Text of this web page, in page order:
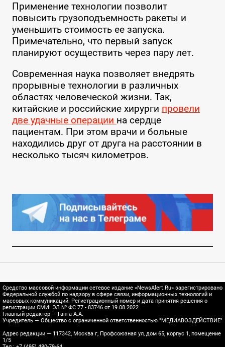
Применение технологии позволит
повысить грузоподъемность ракеты и
уменьшить стоимость ее запуска.
Примечательно, что первый запуск
планируют осуществить через пару лет.
Современная наука позволяет внедрять
прорывные технологии в различных
областях человеческой жизни. Так,
китайские и российские хирурги провели
две удачные операции на сердце
пациентам. При этом врачи и больные
находились друг от друга на расстоянии в
несколько тысяч километров.
Средство массовой информации сетевое издание «NewsAlert.Ru» зарегистрировано
Федеральной службой по надзору в сфере связи, информационных технологий и
массовых коммуникаций. Регистрационный номер и дата принятия решения о
регистрации СМИ: ЭЛ № ФС 77 - 83746 от 19.08.2022
Главный редактор — Ганга А.А.
Учредитель — Общество с ограниченной ответственностью "МЕДИАВОЗДЕЙСТВИЕ"
Адрес редакции — 117342, Москва г, Профсоюзная ул, дом 65, корпус 1, помещение
1/5